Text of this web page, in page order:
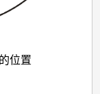
位置